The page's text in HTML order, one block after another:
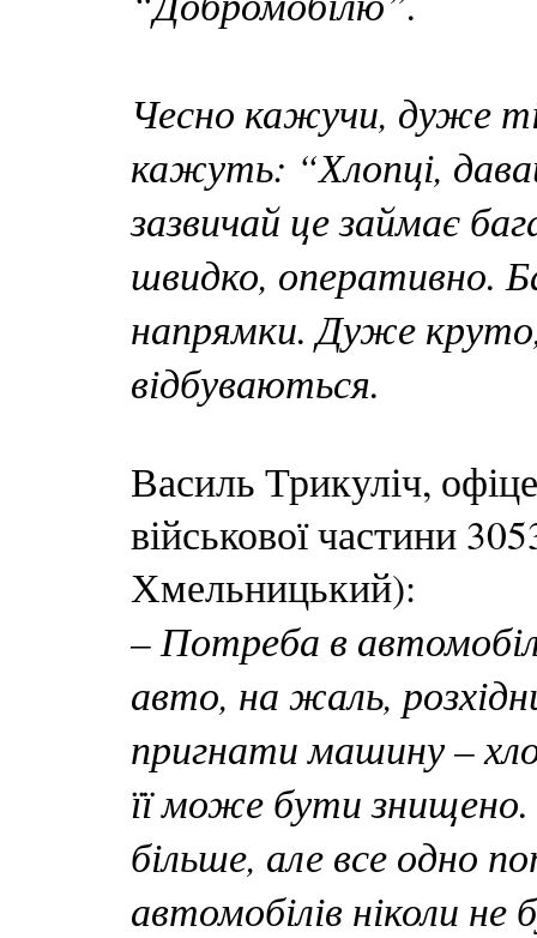
Чесно кажучи, дуже
кажуть: “Хлопці,
зазвичай це займає
швидко, оперативно.
напрямки. Дуже
відбуваються.
Василь Трикуліч,
військової частини
Хмельницький):
– Потреба в
авто, на жаль,
пригнати машину –
її може бути знищено.
більше, але все одно
автомобілів ніколи не